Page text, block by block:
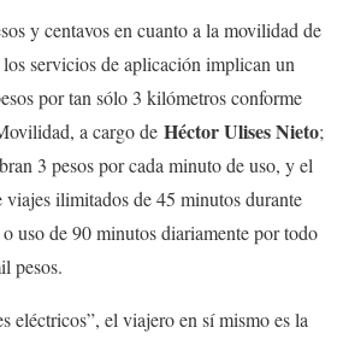
y centavos en cuanto a la movilidad de
servicios de aplicación implican un
por tan sólo 3 kilómetros conforme
a cargo de Héctor Ulises Nieto;
3 pesos por cada minuto de uso, y el
ilimitados de 45 minutos durante
uso de 90 minutos diariamente por todo
pesos.
eléctricos”, el viajero en sí mismo es la